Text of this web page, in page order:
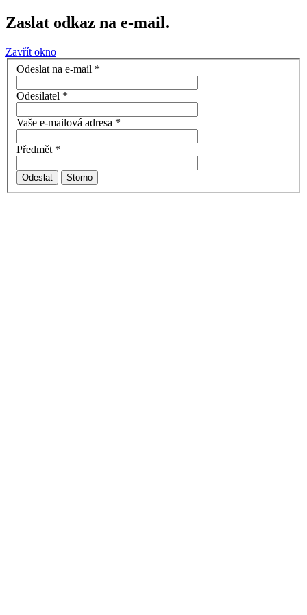
Zaslat odkaz na e-mail.
Zavřít okno
Odeslat na e-mail *
Odesilatel *
Vaše e-mailová adresa *
Předmět*
Odeslat Storno